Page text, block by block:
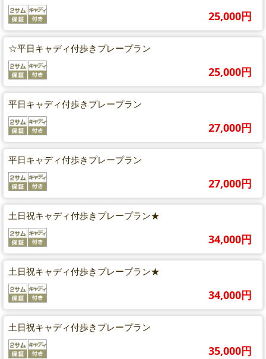
25,000円
☆平日キャディ付歩きプレープラン
25,000円
平日キャディ付歩きプレープラン
27,000円
平日キャディ付歩きプレープラン
27,000円
土日祝キャディ付歩きプレープラン★
34,000円
土日祝キャディ付歩きプレープラン★
34,000円
土日祝キャディ付歩きプレープラン
35,000円